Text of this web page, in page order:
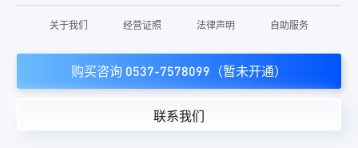
关于我们 经营证照 法律声明 自助服务
购买咨询 0537-7578099（暂未开通）
联系我们